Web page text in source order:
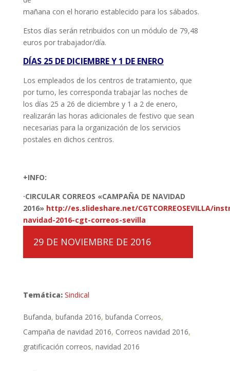
29 DE NOVIEMBRE DE 2016
Temática: Sindical
Bufanda bufanda 2016 bufanda Correos
Campaña de navidad 2016 Correos navidad 2016
gratificación correos navidad 2016
mañana con el horario establecido para los sábados.
Estos días serán retribuidos con un módulo de 79,48
euros por trabajador/día.
DÍAS 25 DE DICIEMBRE Y 1 DE ENERO
Los empleados de los centros de tratamiento, que
por turno, les corresponda trabajar las noches de
los días 25 a 26 de diciembre y 1 a 2 de enero,
realizarán las horas adicionales de festivo que sean
necesarias para la organización de los servicios
postales en dichos centros.
+INFO:
·CIRCULAR CORREOS «CAMPAÑA DE NAVIDAD
2016» http://es.slideshare.net/CGTCORREOSEVILLA/
navidad-2016-cgt-correos-sevilla